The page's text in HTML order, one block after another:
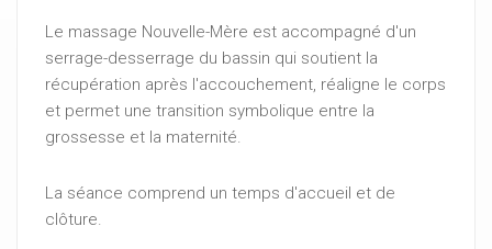
Le massage Nouvelle-Mère est accompagné d'un
serrage-desserrage du bassin qui soutient la
récupération après l'accouchement, réaligne le corps
et permet une transition symbolique entre la
grossesse et la maternité.
La séance comprend un temps d'accueil et de
clôture.